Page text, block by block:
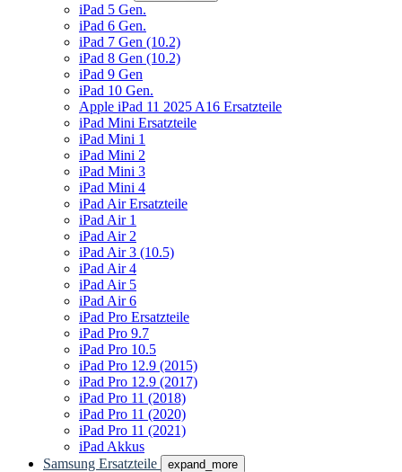
iPad 5 Gen.
iPad 6 Gen.
iPad 7 Gen (10.2)
iPad 8 Gen (10.2)
iPad 9 Gen
iPad 10 Gen.
Apple iPad 11 2025 A16 Ersatzteile
iPad Mini Ersatzteile
iPad Mini 1
iPad Mini 2
iPad Mini 3
iPad Mini 4
iPad Air Ersatzteile
iPad Air 1
iPad Air 2
iPad Air 3 (10.5)
iPad Air 4
iPad Air 5
iPad Air 6
iPad Pro Ersatzteile
iPad Pro 9.7
iPad Pro 10.5
iPad Pro 12.9 (2015)
iPad Pro 12.9 (2017)
iPad Pro 11 (2018)
iPad Pro 11 (2020)
iPad Pro 11 (2021)
iPad Akkus
Samsung Ersatzteile
expand_more